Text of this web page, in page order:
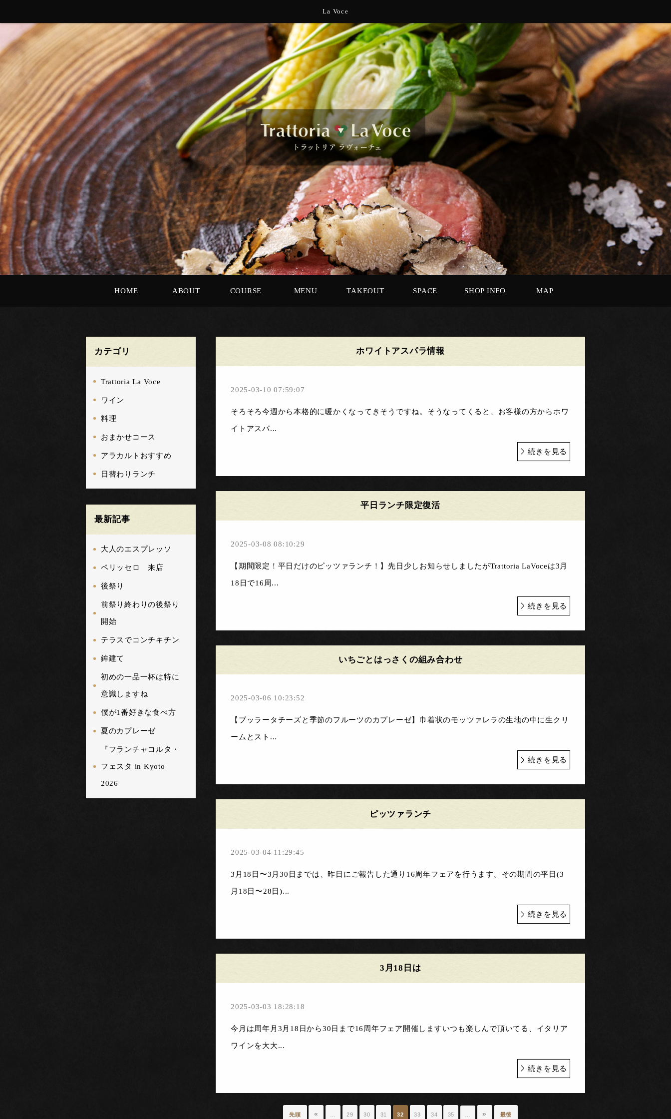
La Voce
HOME ABOUT COURSE MENU TAKEOUT SPACE SHOP INFO MAP
カテゴリ
Trattoria La Voce
ワイン
料理
おまかせコース
アラカルトおすすめ
日替わりランチ
最新記事
大人のエスプレッソ
ペリッセロ 来店
後祭り
前祭り終わりの後祭り
開始
テラスでコンチキチン
鉾建て
初めの一品一杯は特に
意識しますね
僕が1番好きな食べ方
夏のカプレーゼ
『フランチャコルタ・
フェスタ in Kyoto
2026
ホワイトアスパラ情報
2025-03-10 07:59:07
そろそろ今週から本格的に暖かくなってきそうですね。そうなってくると、お客様の方からホワ
イトアスパ...
続きを見る
平日ランチ限定復活
2025-03-08 08:10:29
【期間限定！平日だけのピッツァランチ！】先日少しお知らせしましたがTrattoria LaVoceは3月
18日で16周...
続きを見る
いちごとはっさくの組み合わせ
2025-03-06 10:23:52
【ブッラータチーズと季節のフルーツのカプレーゼ】巾着状のモッツァレラの生地の中に生クリ
ームとスト...
続きを見る
ピッツァランチ
2025-03-04 11:29:45
3月18日〜3月30日までは、昨日にご報告した通り16周年フェアを行うます。その期間の平日(3
月18日〜28日)...
続きを見る
3月18日は
2025-03-03 18:28:18
今月は周年月3月18日から30日まで16周年フェア開催しますいつも楽しんで頂いてる、イタリア
ワインを大大...
続きを見る
先頭 « 29 30 31 32 33 34 35 » 最後